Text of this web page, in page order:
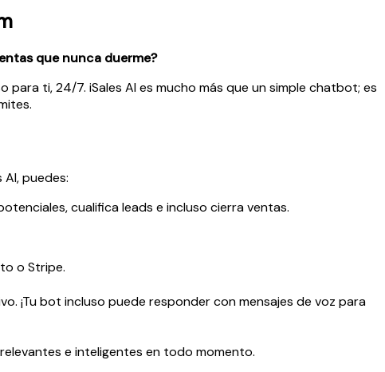
que nunca duerme?
para ti, 24/7. iSales AI es mucho más que un simple chatbot; es
puedes:
cualifica leads e incluso cierra ventas.
o Stripe.
¡Tu bot incluso puede responder con mensajes de voz para
e inteligentes en todo momento.